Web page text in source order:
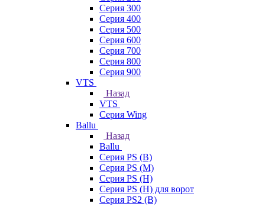
Серия 300
Серия 400
Серия 500
Серия 600
Серия 700
Серия 800
Серия 900
VTS
Назад
VTS
Серия Wing
Ballu
Назад
Ballu
Серия PS (B)
Серия PS (M)
Серия PS (H)
Серия PS (H) для ворот
Серия PS2 (B)